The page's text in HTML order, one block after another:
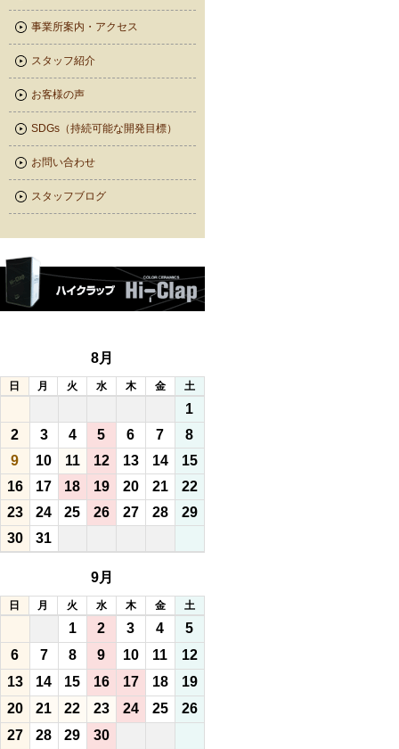
事業所案内・アクセス
スタッフ紹介
お客様の声
SDGs（持続可能な開発目標）
お問い合わせ
スタッフブログ
8月
日 月 火 水 木 金 土
1
2
3 4 5 6 7
8
9
10 11 12 13 14
15
16
17 18 19 20 21
22
23
24 25 26 27 28
29
30
31
9月
日 月 火 水 木 金 土
1 2 3 4
5
6
7 8 9 10 11
12
13
14 15 16 17 18
19
20
21 22 23 24 25
26
27
28 29 30